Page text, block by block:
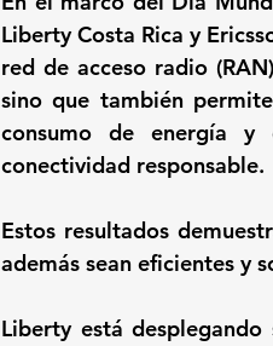
Liberty Costa Rica y
red de acceso radio
sino que también
consumo de energía y
conectividad responsable.
Estos resultados
además sean eficientes y
Liberty está